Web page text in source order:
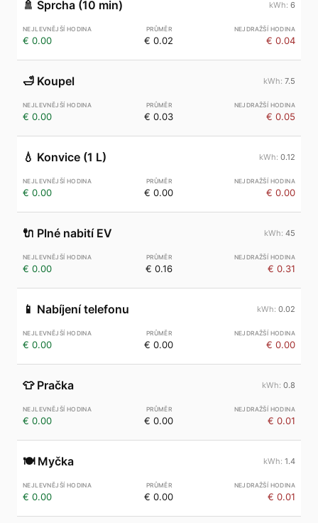
🚿 Sprcha (10 min) 6
€ 0.00 € 0.02 € 0.04
🛁 Koupel 7.5
€ 0.00 € 0.03 € 0.05
💧 Konvice (1 L) 0.12
€ 0.00 € 0.00 € 0.00
🔌 Plné nabití EV 45
€ 0.00 € 0.16 € 0.31
📱 Nabíjení telefonu 0.02
€ 0.00 € 0.00 € 0.00
👕 Pračka 0.8
€ 0.00 € 0.00 € 0.01
🍽️ Myčka 1.4
€ 0.00 € 0.00 € 0.01